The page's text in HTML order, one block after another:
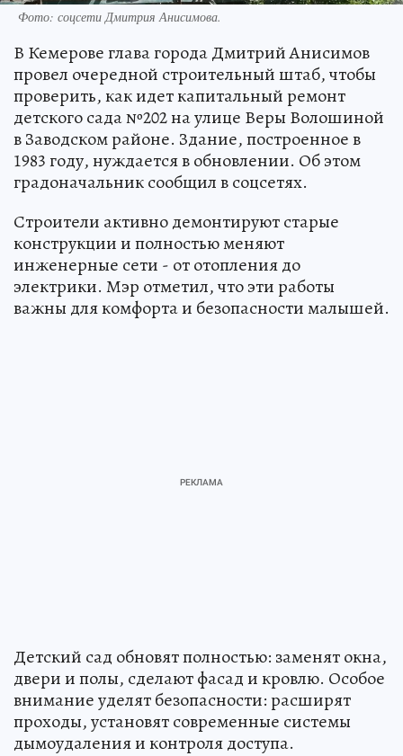
Фото: соцсети Дмитрия Анисимова.
В Кемерове глава города Дмитрий Анисимов
провел очередной строительный штаб, чтобы
проверить, как идет капитальный ремонт
детского сада №202 на улице Веры Волошиной
в Заводском районе. Здание, построенное в
1983 году, нуждается в обновлении. Об этом
градоначальник сообщил в соцсетях.
Строители активно демонтируют старые
конструкции и полностью меняют
инженерные сети - от отопления до
электрики. Мэр отметил, что эти работы
важны для комфорта и безопасности малышей.
Детский сад обновят полностью: заменят окна,
двери и полы, сделают фасад и кровлю. Особое
внимание уделят безопасности: расширят
проходы, установят современные системы
дымоудаления и контроля доступа.